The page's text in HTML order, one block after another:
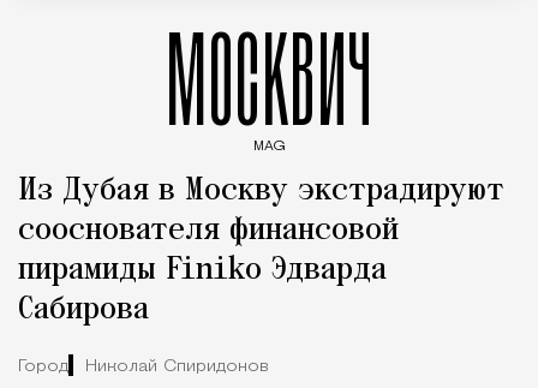
МОСКВИЧ
MAG
Из Дубая в Москву экстрадируют
сооснователя финансовой
пирамиды Finiko Эдварда
Сабирова
Город Николай Спиридонов